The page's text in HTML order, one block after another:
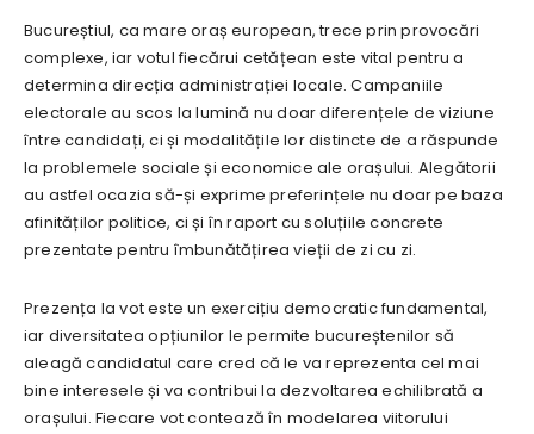
Bucureștiul, ca mare oraș european, trece prin provocări
complexe, iar votul fiecărui cetățean este vital pentru a
determina direcția administrației locale. Campaniile
electorale au scos la lumină nu doar diferențele de viziune
între candidați, ci și modalitățile lor distincte de a răspunde
la problemele sociale și economice ale orașului. Alegătorii
au astfel ocazia să-și exprime preferințele nu doar pe baza
afinităților politice, ci și în raport cu soluțiile concrete
prezentate pentru îmbunătățirea vieții de zi cu zi.
Prezența la vot este un exercițiu democratic fundamental,
iar diversitatea opțiunilor le permite bucureștenilor să
aleagă candidatul care cred că le va reprezenta cel mai
bine interesele și va contribui la dezvoltarea echilibrată a
orașului. Fiecare vot contează în modelarea viitorului